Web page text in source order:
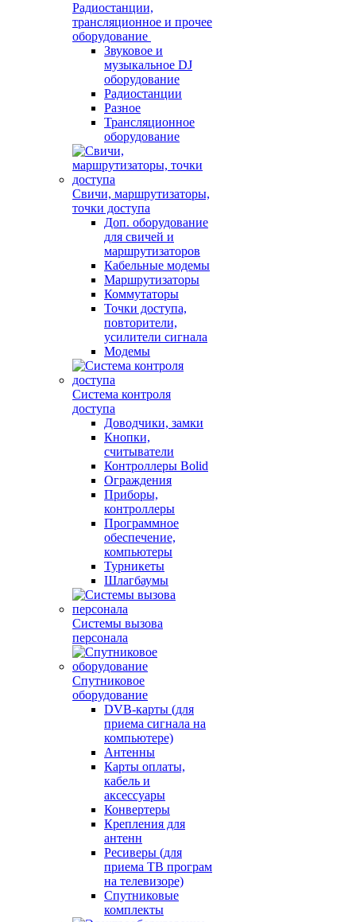
Радиостанции,
трансляционное и прочее
оборудование
Звуковое и
музыкальное DJ
оборудование
Радиостанции
Разное
Трансляционное
оборудование
Свичи, маршрутизаторы,
точки доступа
Доп. оборудование
для свичей и
маршрутизаторов
Кабельные модемы
Маршрутизаторы
Коммутаторы
Точки доступа,
повторители,
усилители сигнала
Модемы
Система контроля
доступа
Доводчики, замки
Кнопки,
считыватели
Контроллеры Bolid
Ограждения
Приборы,
контроллеры
Программное
обеспечение,
компьютеры
Турникеты
Шлагбаумы
Системы вызова
персонала
Спутниковое
оборудование
DVB-карты (для
приема сигнала на
компьютере)
Антенны
Карты оплаты,
кабель и
аксессуары
Конвертеры
Крепления для
антенн
Ресиверы (для
приема ТВ програм
на телевизоре)
Спутниковые
комплекты